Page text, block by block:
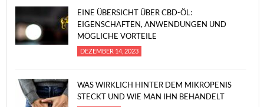
EINE ÜBERSICHT ÜBER CBD-ÖL:
EIGENSCHAFTEN, ANWENDUNGEN UND
MÖGLICHE VORTEILE
DEZEMBER 14, 2023
WAS WIRKLICH HINTER DEM MIKROPENIS
STECKT UND WIE MAN IHN BEHANDELT